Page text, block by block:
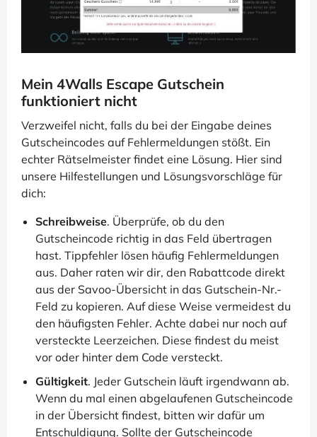
Mein 4Walls Escape Gutschein
funktioniert nicht
Verzweifel nicht, falls du bei der Eingabe deines
Gutscheincodes auf Fehlermeldungen stößt. Ein
echter Rätselmeister findet eine Lösung. Hier sind
unsere Hilfestellungen und Lösungsvorschläge für
dich:
Schreibweise. Überprüfe, ob du den
Gutscheincode richtig in das Feld übertragen
hast. Tippfehler lösen häufig Fehlermeldungen
aus. Daher raten wir dir, den Rabattcode direkt
aus der Savoo-Übersicht in das Gutschein-Nr.-
Feld zu kopieren. Auf diese Weise vermeidest du
den häufigsten Fehler. Achte dabei nur noch auf
versteckte Leerzeichen. Diese findest du meist
vor oder hinter dem Code versteckt.
Gültigkeit. Jeder Gutschein läuft irgendwann ab.
Wenn du mal einen abgelaufenen Gutscheincode
in der Übersicht findest, bitten wir dafür um
Entschuldigung. Sollte der Gutscheincode